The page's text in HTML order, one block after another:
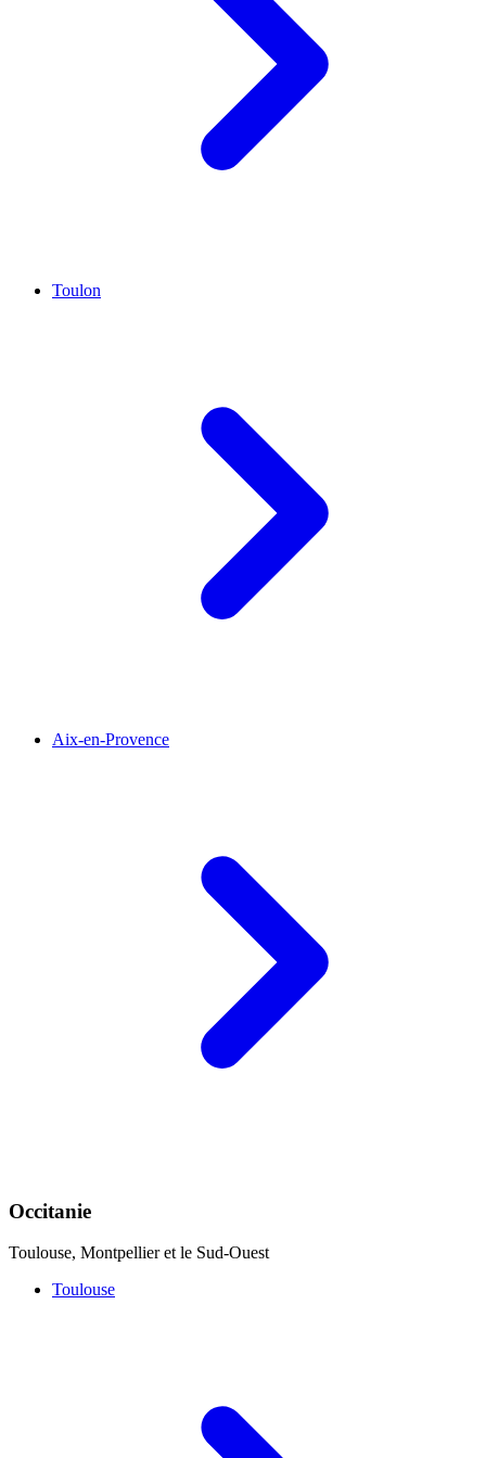
Toulon
Aix-en-Provence
Occitanie
Toulouse, Montpellier et le Sud-Ouest
Toulouse